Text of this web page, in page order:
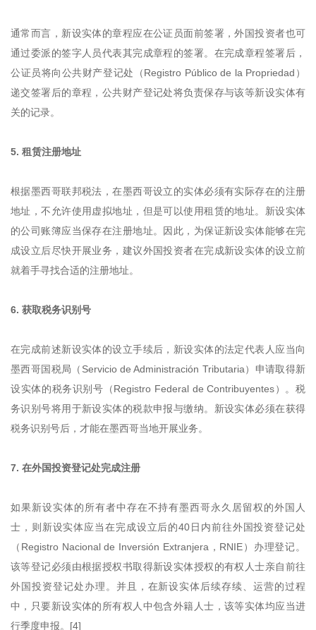
通常而言，新设实体的章程应在公证员面前签署，外国投资者也可
通过委派的签字人员代表其完成章程的签署。在完成章程签署后，
公证员将向公共财产登记处（Registro Público de la Propriedad）
递交签署后的章程，公共财产登记处将负责保存与该等新设实体有
关的记录。
5. 租赁注册地址
根据墨西哥联邦税法，在墨西哥设立的实体必须有实际存在的注册
地址，不允许使用虚拟地址，但是可以使用租赁的地址。新设实体
的公司账簿应当保存在注册地址。因此，为保证新设实体能够在完
成设立后尽快开展业务，建议外国投资者在完成新设实体的设立前
就着手寻找合适的注册地址。
6. 获取税务识别号
在完成前述新设实体的设立手续后，新设实体的法定代表人应当向
墨西哥国税局（Servicio de Administración Tributaria）申请取得新
设实体的税务识别号（Registro Federal de Contribuyentes）。税
务识别号将用于新设实体的税款申报与缴纳。新设实体必须在获得
税务识别号后，才能在墨西哥当地开展业务。
7. 在外国投资登记处完成注册
如果新设实体的所有者中存在不持有墨西哥永久居留权的外国人
士，则新设实体应当在完成设立后的40日内前往外国投资登记处
（Registro Nacional de Inversión Extranjera，RNIE）办理登记。
该等登记必须由根据授权书取得新设实体授权的有权人士亲自前往
外国投资登记处办理。并且，在新设实体后续存续、运营的过程
中，只要新设实体的所有权人中包含外籍人士，该等实体均应当进
行季度申报。[4]